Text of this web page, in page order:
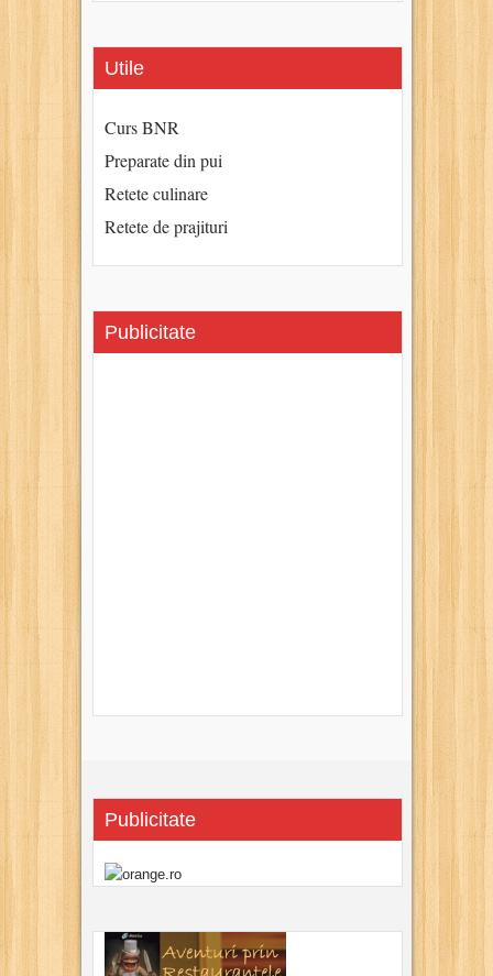
Utile
Curs BNR
Preparate din pui
Retete culinare
Retete de prajituri
Publicitate
Publicitate